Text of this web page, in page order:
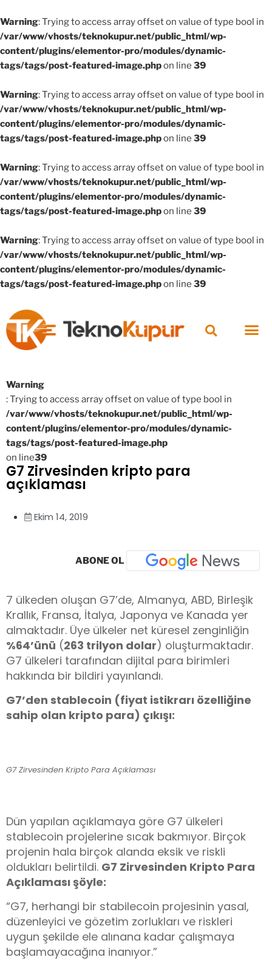
Warning: Trying to access array offset on value of type bool in
/var/www/vhosts/teknokupur.net/public_html/wp-
content/plugins/elementor-pro/modules/dynamic-
tags/tags/post-featured-image.phpon line 39
Warning: Trying to access array offset on value of type bool in
/var/www/vhosts/teknokupur.net/public_html/wp-
content/plugins/elementor-pro/modules/dynamic-
tags/tags/post-featured-image.phpon line 39
Warning: Trying to access array offset on value of type bool in
/var/www/vhosts/teknokupur.net/public_html/wp-
content/plugins/elementor-pro/modules/dynamic-
tags/tags/post-featured-image.phpon line 39
Warning: Trying to access array offset on value of type bool in
/var/www/vhosts/teknokupur.net/public_html/wp-
content/plugins/elementor-pro/modules/dynamic-
tags/tags/post-featured-image.phpon line 39
Warning
: Trying to access array offset on value of type bool in
/var/www/vhosts/teknokupur.net/public_html/wp-
content/plugins/elementor-pro/modules/dynamic-
tags/tags/post-featured-image.php
on line39
G7 Zirvesinden kripto para
açıklaması
Ekim 14, 2019
ABONE OL
7 ülkeden oluşan G7’de, Almanya, ABD, Birleşik
Krallık, Fransa, İtalya, Japonya ve Kanada yer
almaktadır. Üye ülkeler net küresel zenginliğin
%64’ünü (263 trilyon dolar) oluşturmaktadır.
G7 ülkeleri tarafından dijital para birimleri
hakkında bir bildiri yayınlandı.
G7’den stablecoin (fiyat istikrarı özelliğine
sahip olan kripto para) çıkışı:
G7 Zirvesinden Kripto Para Açıklaması
Dün yapılan açıklamaya göre G7 ülkeleri
stablecoin projelerine sıcak bakmıyor. Birçok
projenin hala birçok alanda eksik ve riskli
oldukları belirtildi. G7 Zirvesinden Kripto Para
Açıklaması şöyle:
“G7, herhangi bir stabilecoin projesinin yasal,
düzenleyici ve gözetim zorlukları ve riskleri
uygun şekilde ele alınana kadar çalışmaya
başlamayacağına inanıyor.”